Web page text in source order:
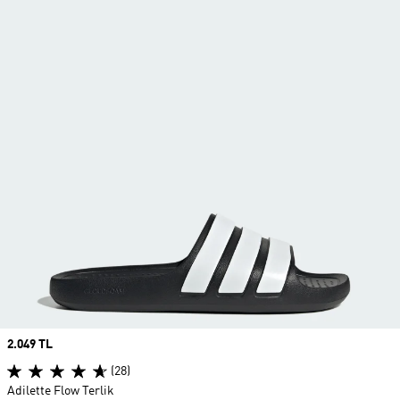
Price
2.049 TL
(28)
Adilette Flow Terlik